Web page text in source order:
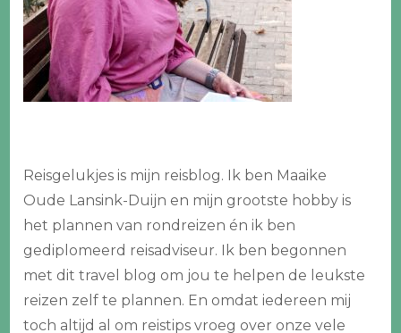
Reisgelukjes is mijn reisblog. Ik ben Maaike
Oude Lansink-Duijn en mijn grootste hobby is
het plannen van rondreizen én ik ben
gediplomeerd reisadviseur. Ik ben begonnen
met dit travel blog om jou te helpen de leukste
reizen zelf te plannen. En omdat iedereen mij
toch altijd al om reistips vroeg over onze vele